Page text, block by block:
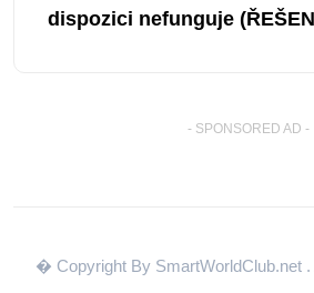
dispozici nefunguje
- SPONSORED AD -
� Copyright By SmartWorldClub.net